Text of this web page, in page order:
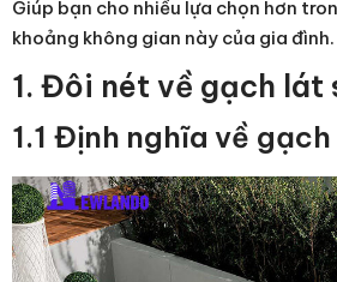
Giúp bạn cho nhiều lựa chọn hơn
khoảng không gian này của gia đình.
1. Đôi nét về gạch lát
1.1 Định nghĩa về